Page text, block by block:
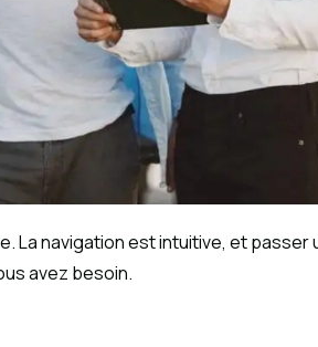
navigation est intuitive, et passer
avez besoin.